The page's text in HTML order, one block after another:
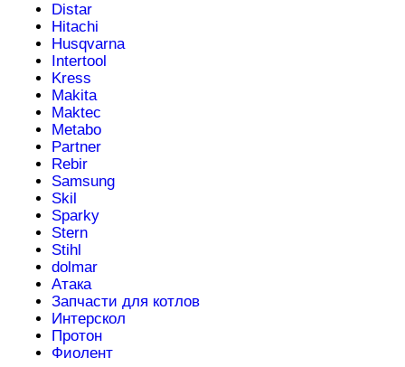
Distar
Hitachi
Husqvarna
Intertool
Kress
Makita
Maktec
Metabo
Partner
Rebir
Samsung
Skil
Sparky
Stern
Stihl
dolmar
Атака
Запчасти для котлов
Интерскол
Протон
Фиолент